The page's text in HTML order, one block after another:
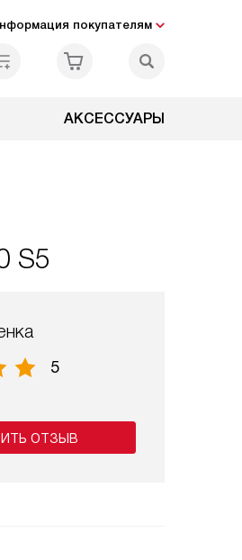
покупателям
АКСЕССУАРЫ
S5
5
ОТЗЫВ